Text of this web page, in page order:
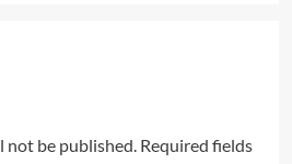
not be published. Required fields